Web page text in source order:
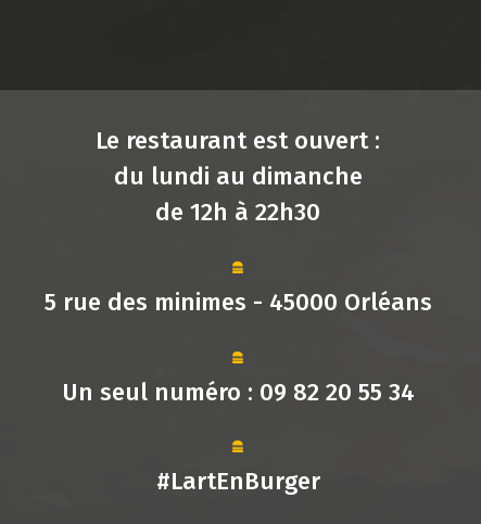
Le restaurant est ouvert :
du lundi au dimanche
de 12h à 22h30
5 rue des minimes - 45000 Orléans
Un seul numéro : 09 82 20 55 34
#LartEnBurger